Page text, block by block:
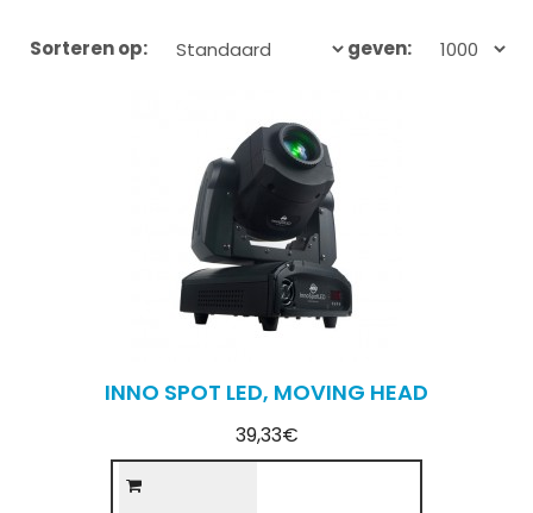
Sorteren op: Weergeven:
INNO SPOT LED, MOVING HEAD
39,33€